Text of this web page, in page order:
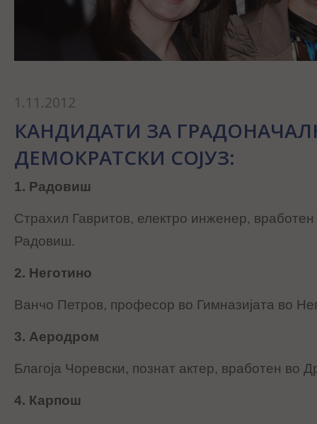
1.11.2012
КАНДИДАТИ ЗА
ДЕМОКРАТСКИ СОЈУЗ:
1. Радовиш
Страхил Гавритов, електро инженер,
Радовиш.
2. Неготино
Ванчо Петров, професор во Гимназијата во
3. Аеродром
Благоја Чоревски, познат актер, вработен во
4. Карпош